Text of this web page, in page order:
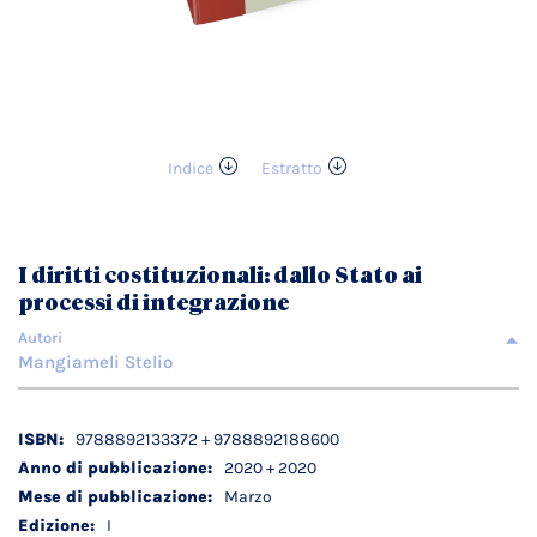
Indice
Estratto
galleria
di
immagini
I diritti costituzionali: dallo Stato ai
processi di integrazione
Autori
Mangiameli Stelio
Dettagli
tecnici
9788892133372 + 9788892188600
2020 + 2020
Marzo
I